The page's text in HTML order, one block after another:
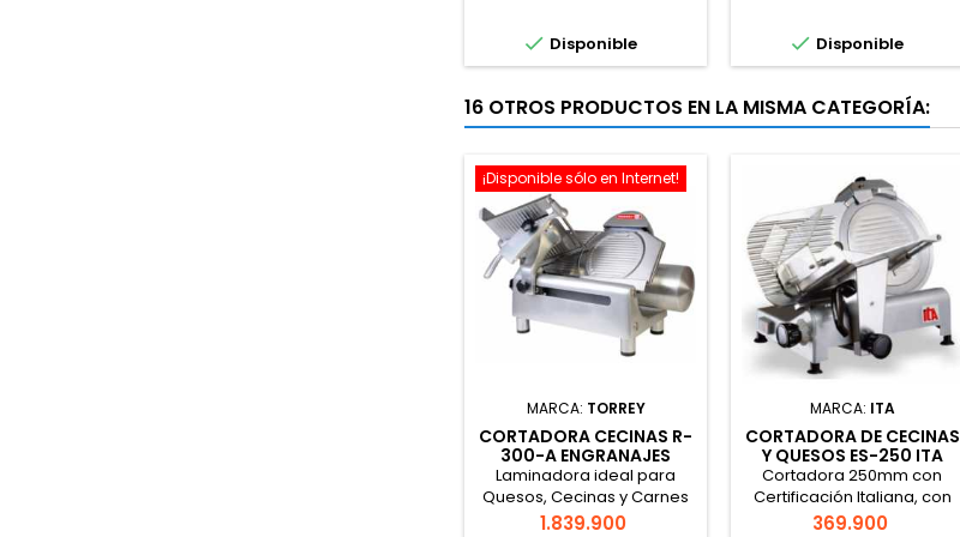
 Disponible  Disponible
16 OTROS PRODUCTOS EN LA MISMA CATEGORÍA:
¡Disponible sólo en Internet!
MARCA: TORREY
CORTADORA CECINAS R-
300-A ENGRANAJES
Laminadora ideal para
Quesos, Cecinas y Carnes
sin Huesos.
Precio
1.839.900
MARCA: ITA
CORTADORA DE CECINAS
Y QUESOS ES-250 ITA
Cortadora 250mm con
Certificación Italiana, con
capacidad de rebanar,
Precio
369.900